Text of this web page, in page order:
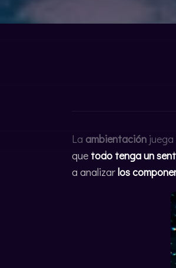
La ambientación
que todo tenga un
a analizarlos